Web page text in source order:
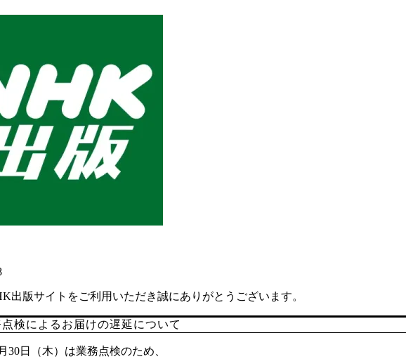
出版サイトをご利用いただき誠にありがとうございます。
検によるお届けの遅延について
30日（木）は業務点検のため、